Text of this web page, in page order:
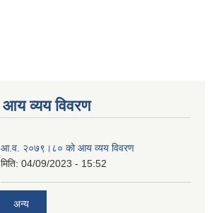
आय व्यय विवरण
आ.व. २०७९।८० को आय व्यय विवरण
मिति: 04/09/2023 - 15:52
अन्य